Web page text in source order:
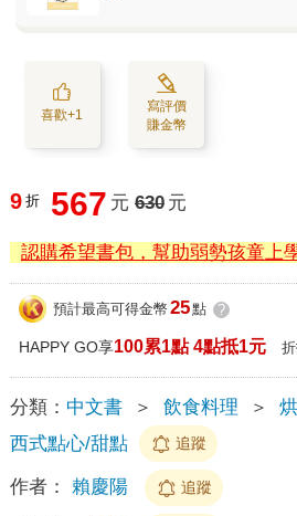
喜歡+1
寫評價
賺金幣
9 折 567 元 630 元
認購希望書包，幫助弱勢孩童上
預計最高可得金幣 25點 ?
HAPPY GO享100累1點 4點抵1元
分類： 中文書 ＞ 飲食料理 ＞
西式點心/甜點
追蹤
作者： 賴慶陽 追蹤